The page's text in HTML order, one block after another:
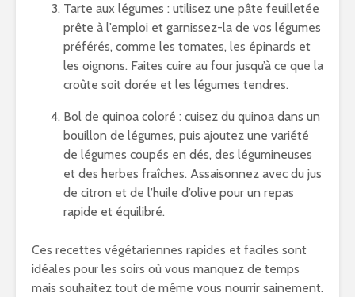
Tarte aux légumes : utilisez une pâte feuilletée
prête à l’emploi et garnissez-la de vos légumes
préférés, comme les tomates, les épinards et
les oignons. Faites cuire au four jusqu’à ce que la
croûte soit dorée et les légumes tendres.
Bol de quinoa coloré : cuisez du quinoa dans un
bouillon de légumes, puis ajoutez une variété
de légumes coupés en dés, des légumineuses
et des herbes fraîches. Assaisonnez avec du jus
de citron et de l’huile d’olive pour un repas
rapide et équilibré.
Ces recettes végétariennes rapides et faciles sont
idéales pour les soirs où vous manquez de temps
mais souhaitez tout de même vous nourrir sainement.